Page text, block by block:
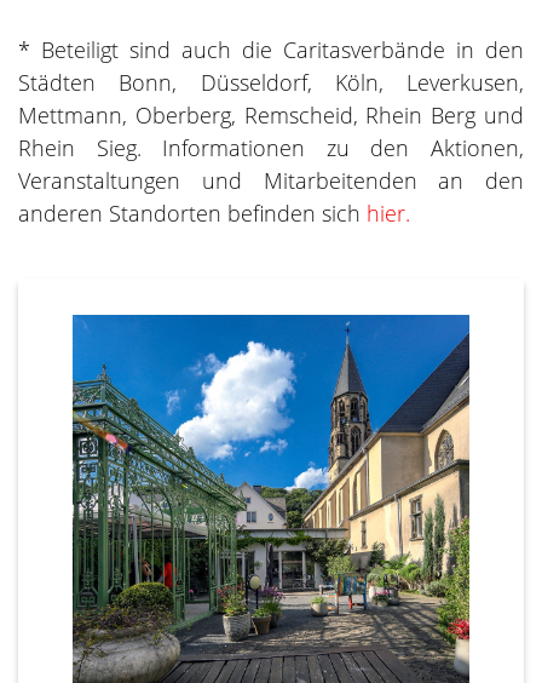
* Beteiligt sind auch die Caritasverbände in den
Städten Bonn, Düsseldorf, Köln, Leverkusen,
Mettmann, Oberberg, Remscheid, Rhein Berg und
Rhein Sieg. Informationen zu den Aktionen,
Veranstaltungen und Mitarbeitenden an den
anderen Standorten befinden sich hier.